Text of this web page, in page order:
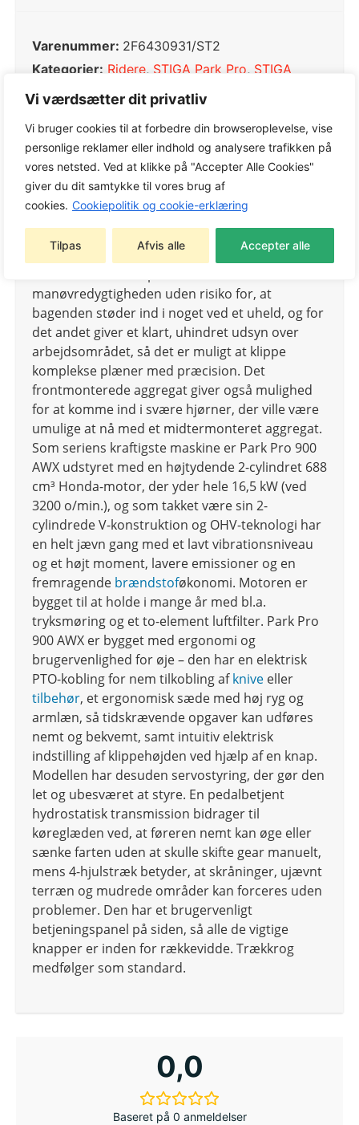
Vi værdsætter dit privatliv
Vi bruger cookies til at forbedre din browseroplevelse, vise
personlige reklamer eller indhold og analysere trafikken på
vores netsted. Ved at klikke på "Accepter Alle Cookies"
giver du dit samtykke til vores brug af
cookies. Cookiepolitik og cookie-erklæring
Tilpas Afvis alle Accepter alle
Varenummer: 2F6430931/ST2
Kategorier: Ridere, STIGA Park Pro, STIGA
STIGA Park Pro
Varemærke:STIGA
STIGA Park Pro900 AWX (tidligere Park Pro 740
frontmonteret klippeaggregat – en kombination,
manøvredygtigheden uden risiko for, at
bagenden støder ind i noget ved et uheld, og for
det andet giver et klart, uhindret udsyn over
arbejdsområdet, så det er muligt at klippe
komplekse plæner med præcision. Det
frontmonterede aggregat giver også mulighed
for at komme ind i svære hjørner, der ville være
umulige at nå med et midtermonteret aggregat.
Som seriens kraftigste maskine er Park Pro 900
AWX udstyret med en højtydende 2-cylindret 688
cm³ Honda-motor, der yder hele 16,5 kW (ved
3200 o/min.), og som takket være sin 2-
cylindrede V-konstruktion og OHV-teknologi har
en helt jævn gang med et lavt vibrationsniveau
og et højt moment, lavere emissioner og en
fremragende brændstoføkonomi. Motoren er
bygget til at holde i mange år med bl.a.
tryksmøring og et to-element luftfilter. Park Pro
900 AWX er bygget med ergonomi og
brugervenlighed for øje – den har en elektrisk
PTO-kobling for nem tilkobling afknive eller
tilbehør, et ergonomisk sæde med høj ryg og
armlæn, så tidskrævende opgaver kan udføres
nemt og bekvemt, samt intuitiv elektrisk
indstilling af klippehøjden ved hjælp af en knap.
Modellen har desuden servostyring, der gør den
let og ubesværet at styre. En pedalbetjent
hydrostatisk transmission bidrager til
køreglæden ved, at føreren nemt kan øge eller
sænke farten uden at skulle skifte gear manuelt,
mens 4-hjulstræk betyder, at skråninger, ujævnt
terræn og mudrede områder kan forceres uden
problemer. Den har et brugervenligt
betjeningspanel på siden, så alle de vigtige
knapper er inden for rækkevidde. Trækkrog
medfølger som standard.
0,0
Baseret på 0 anmeldelser